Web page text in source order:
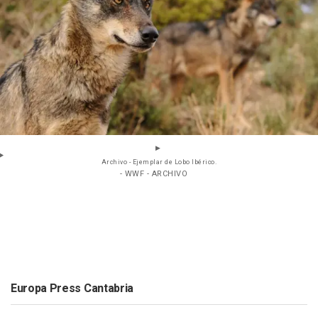
Archivo - Ejemplar de Lobo Ibérico.
- WWF - ARCHIVO
Europa Press Cantabria